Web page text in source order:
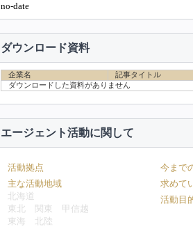
no-date
ダウンロード資料
企業名
記事タイトル
ダウンロードした資料がありません
エージェント活動に関して
活動拠点
主な活動地域
北海道
東北
関東
甲信越
東海
北陸
今まで
求めて
活動目